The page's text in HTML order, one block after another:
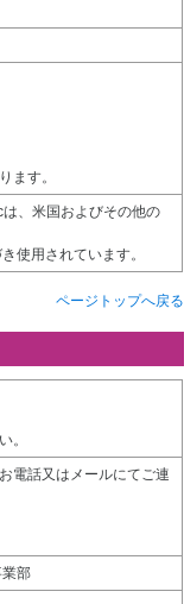
ます。
、米国およびその他の
使用されています。
ページトップへ戻る
。
電話又はメールにてご連
部